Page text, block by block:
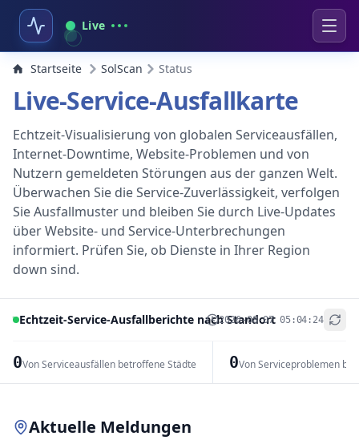
Live
Startseite SolScan Status
Live-Service-Ausfallkarte
Echtzeit-Visualisierung von globalen Serviceausfällen,
Internet-Downtime, Website-Problemen und von
Nutzern gemeldeten Störungen aus der ganzen Welt.
Überwachen Sie die Service-Zuverlässigkeit, verfolgen
Sie Ausfallmuster und bleiben Sie durch Live-Updates
über Website- und Service-Unterbrechungen
informiert. Prüfen Sie, ob Dienste in Ihrer Region
down sind.
Echtzeit-Service-Ausfallberichte nach Standort
2026-08-07 05:04:24
0Von Serviceausfällen betroffene Städte 0Von Serviceproblemen
+
Aktuelle Meldungen